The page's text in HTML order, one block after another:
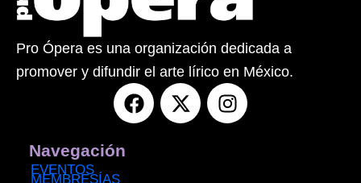
Pro Ópera es una organización dedicada a
promover y difundir el arte lírico en México.
F
a
X
-
I
n
Navegación
EVENTOS
MEMBRESÍAS